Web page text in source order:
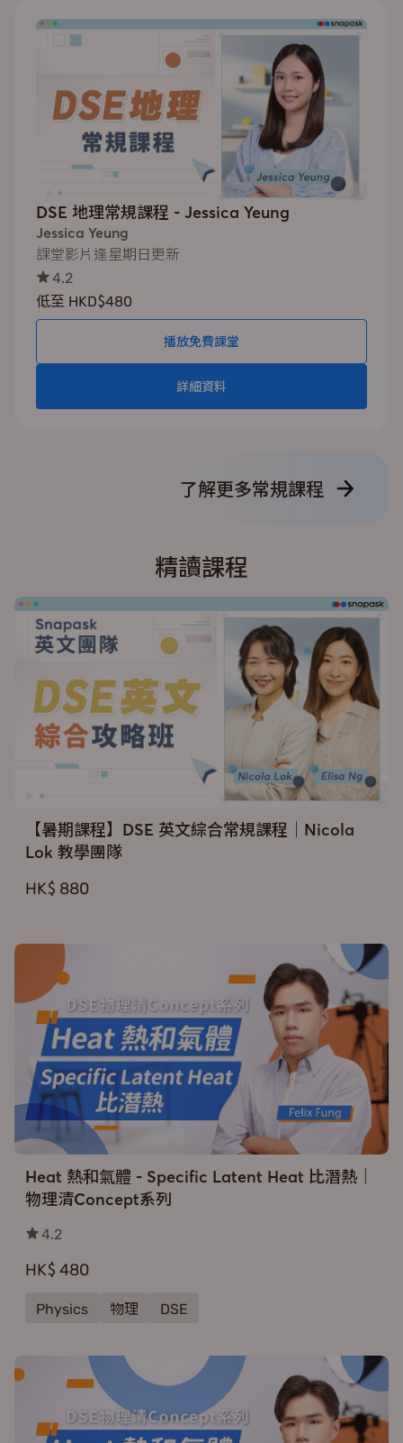
DSE 地理常規課程 - Jessica Yeung
Jessica Yeung
課堂影片逢星期日更新
4.2
低至 HKD$480
播放免費課堂
詳細資料
了解更多常規課程
精讀課程
【暑期課程】DSE 英文綜合常規課程｜Nicola
Lok 教學團隊
HK$ 880
Heat 熱和氣體 - Specific Latent Heat 比潛熱｜
物理清Concept系列
4.2
HK$ 480
Physics 物理 DSE